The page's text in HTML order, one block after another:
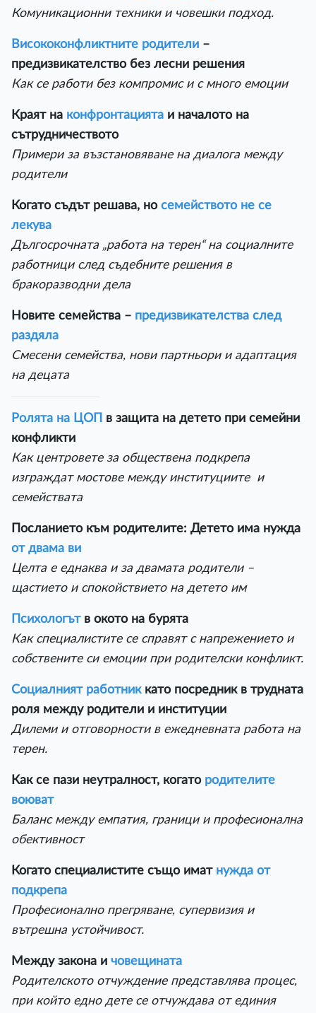
Комуникационни техники и човешки подход.
Висококонфликтните родители –
предизвикателство без лесни решения
Как се работи без компромис и с много емоции
Краят на конфронтацията и началото на
сътрудничеството
Примери за възстановяване на диалога между
родители
Когато съдът решава, но семейството не се
лекува
Дългосрочната „работа на терен“ на социалните
работници след съдебните решения в
бракоразводни дела
Новите семейства – предизвикателства след
раздяла
Смесени семейства, нови партньори и адаптация
на децатa
Ролята на ЦОП в защита на детето при семейни
конфликти
Как центровете за обществена подкрепа
изграждат мостове между институциите и
семействата
Посланието към родителите: Детето има нужда
от двама ви
Целта е еднаква и за двамата родители –
щастието и спокойствието на детето им
Психологътв окото на бурята
Как специалистите се справят с напрежението и
собствените си емоции при родителски конфликт.
Социалният работниккато посредник в трудната
роля между родители и институции
Дилеми и отговорности в ежедневната работа на
терен.
Как се пази неутралност, когато родителите
воюват
Баланс между емпатия, граници и професионална
обективност
Когато специалистите също имат нужда от
подкрепа
Професионално прегряване, супервизия и
вътрешна устойчивост.
Между закона и човещината
Родителското отчуждение представлява процес,
при който едно дете се отчуждава от единия